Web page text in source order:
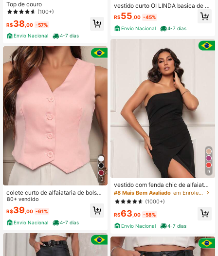
Top de couro
(100+)
R$38 ,00 -57%
Envio Nacional
4-7 dias
13
colete curto de alfaiataria de bolso f
also
80+ vendido
R$39 ,00 -61%
Envio Nacional
4-7 dias
vestido curto OI LINDA basica de al
ca larga com cinto
R$55,00 -45%
Envio Nacional
4-7 dias
9
vestido com fenda chic de alfaiatari
a de uma alca
#8 Mais Bem Avaliado
em Enrole Vestidos Femininos
(1000+)
R$63 ,00 -58%
Envio Nacional
4-7 dias